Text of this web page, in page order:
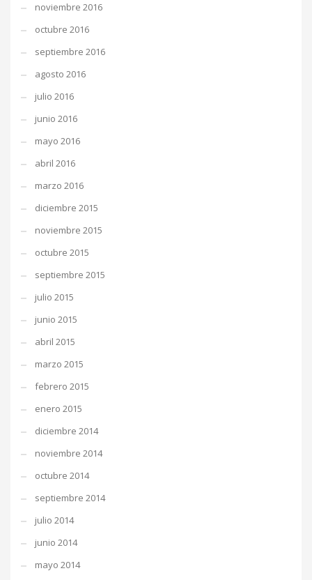
noviembre 2016
octubre 2016
septiembre 2016
agosto 2016
julio 2016
junio 2016
mayo 2016
abril 2016
marzo 2016
diciembre 2015
noviembre 2015
octubre 2015
septiembre 2015
julio 2015
junio 2015
abril 2015
marzo 2015
febrero 2015
enero 2015
diciembre 2014
noviembre 2014
octubre 2014
septiembre 2014
julio 2014
junio 2014
mayo 2014